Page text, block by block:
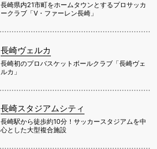
長崎県内21市町をホームタウンとするプロサッカ
ークラブ「V・ファーレン長崎」
長崎ヴェルカ
長崎初のプロバスケットボールクラブ「長崎ヴェ
ルカ」
長崎スタジアムシティ
長崎駅から徒歩約10分！サッカースタジアムを中
心とした大型複合施設